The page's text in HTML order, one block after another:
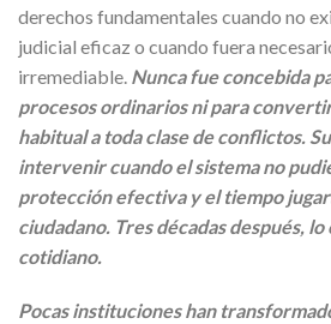
derechos fundamentales cuando no
judicial eficaz o cuando fuera
irremediable. Nunca fue concebida
procesos ordinarios ni para
habitual a toda clase de conflictos.
intervenir cuando el sistema no
protección efectiva y el tiempo
ciudadano. Tres décadas después,
cotidiano.
Pocas instituciones han